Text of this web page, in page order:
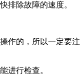
排除故障的速度。
作的，所以一定要注
进行检查。